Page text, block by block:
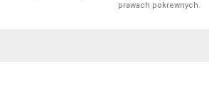
prawach pokrewnych.